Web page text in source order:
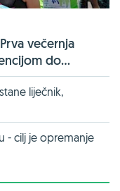
večernja
do...
liječnik,
- cilj je opremanje